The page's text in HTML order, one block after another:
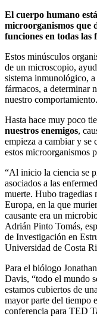
El cuerpo humano
microorganismos que
funciones en todas las
Estos minúsculos
de un microscopio,
sistema inmunológico,
fármacos, a determinar
nuestro comportamiento.
Hasta hace muy poco
nuestros enemigos,
empieza a cambiar y se
estos microorganismos
“Al inicio la ciencia se
asociados a las
muerte. Hubo tragedias
Europa, en la que
causante era un
Adrián Pinto Tomás,
de Investigación en
Universidad de Costa
Para el biólogo
Davis, “todo el mundo
estamos cubiertos de
mayor parte del tiempo
conferencia para TED